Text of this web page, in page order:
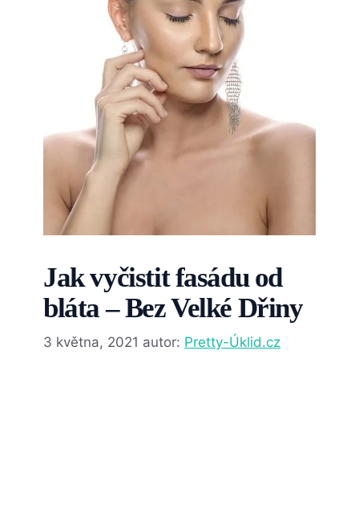
Jak vyčistit fasádu od
bláta – Bez Velké Dřiny
3 května, 2021 autor: Pretty-Úklid.cz